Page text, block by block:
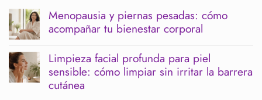
Menopausia y piernas pesadas: cómo
acompañar tu bienestar corporal
hay
comentarios
en
Menopausia
y
Limpieza facial profunda para piel
sensible: cómo limpiar sin irritar la barrera
cutánea